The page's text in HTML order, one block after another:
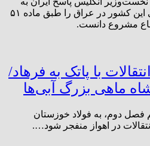
آمریکا و حمله به پایگاه نظامی این کشور در عراق را طبق ماده ۵۱
مشروع دانست.
با پاتک به فرهاد/
ماهی بزرگ آبی‌ها
فصل دوم، به فولاد خوزستان
در اهواز منفجر شود….